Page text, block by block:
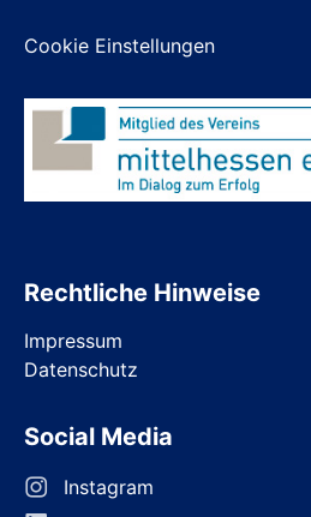
Cookie Einstellungen
Rechtliche Hinweise
Impressum
Datenschutz
Social Media
Instagram